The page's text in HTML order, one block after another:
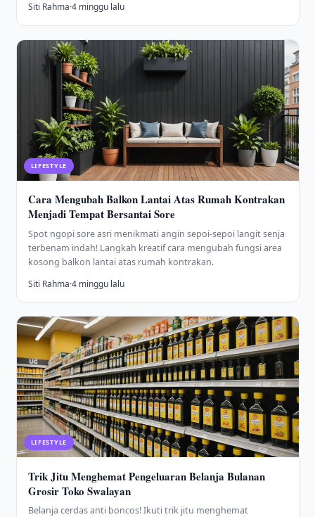
Siti Rahma·4 minggu lalu
LIFESTYLE
Cara Mengubah Balkon Lantai Atas Rumah Kontrakan
Menjadi Tempat Bersantai Sore
Spot ngopi sore asri menikmati angin sepoi-sepoi langit senja
terbenam indah! Langkah kreatif cara mengubah fungsi area
kosong balkon lantai atas rumah kontrakan.
Siti Rahma·4 minggu lalu
LIFESTYLE
Trik Jitu Menghemat Pengeluaran Belanja Bulanan
Grosir Toko Swalayan
Belanja cerdas anti boncos! Ikuti trik jitu menghemat